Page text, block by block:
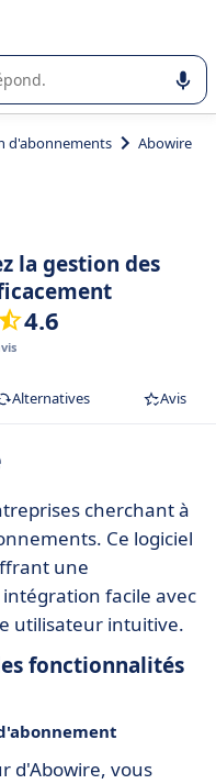
ou la sélection de
d'abonnements Abowire
la gestion des
4.6
Alternatives Avis
cherchant à
Ce logiciel
une
facile avec
utilisateur intuitive.
fonctionnalités
d'Abowire, vous